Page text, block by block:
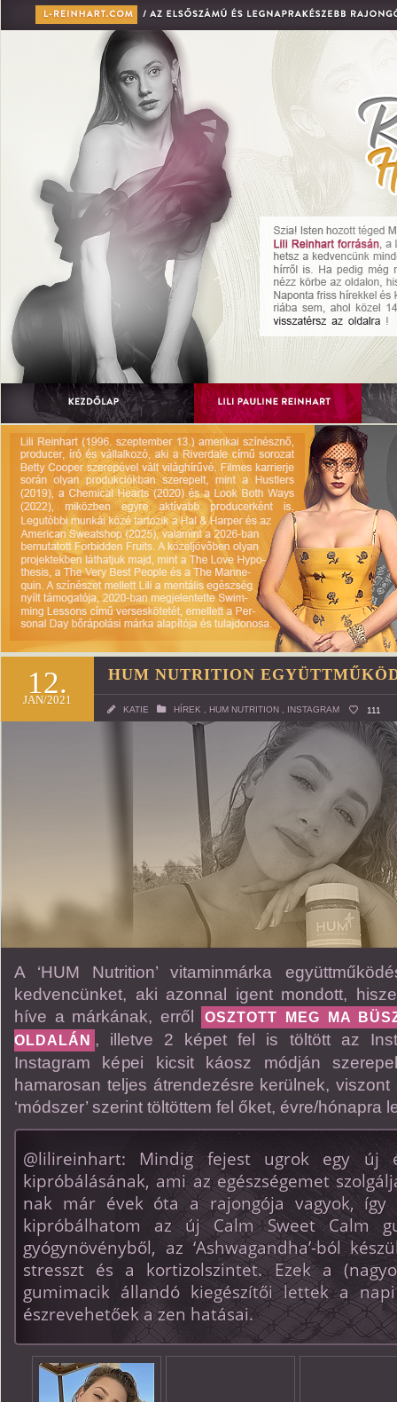
12.
JAN/2021
HUM NUTRITION
KATIE HÍREK HUM NUTRITION INSTAGRAM 111
A ‘HUM Nutrition’ vitaminmárka
kedvencünket, aki azonnal igent mondott,
híve a márkának, erről
OSZTOTT MEG MA
OLDALÁN , illetve 2 képet fel is töltött az
Instagram képei kicsit káosz módján
hamarosan teljes átrendezésre kerülnek,
‘módszer’ szerint töltöttem fel őket, évre/hónapra
@lilireinhart: Mindig fejest ugrok egy új
kipróbálásának, ami az egészségemet
nak már évek óta a rajongója vagyok, így
kipróbálhatom az új Calm Sweet Calm
gyógynövényből, az ‘Ashwagandha’-ból
stresszt és a kortizolszintet. Ezek a
gumimacik állandó kiegészítői lettek a
észrevehetőek a zen hatásai.